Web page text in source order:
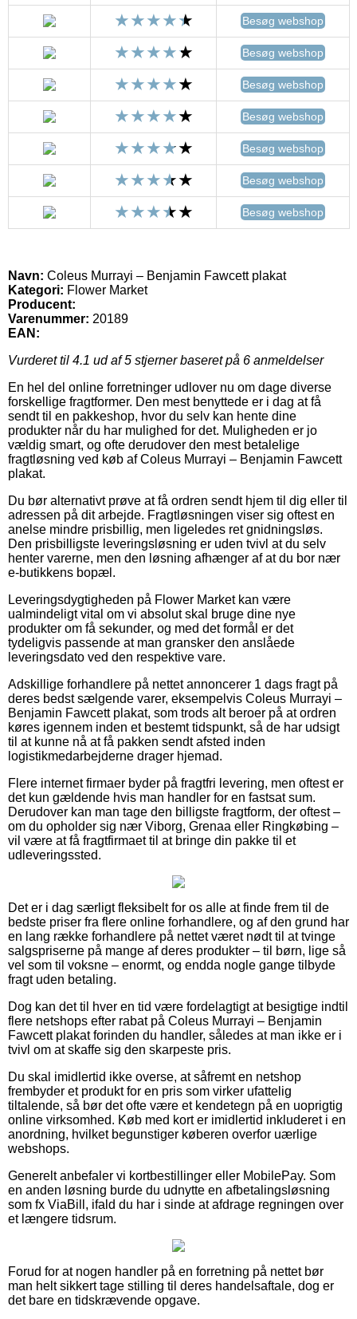
Besøg webshop
Besøg webshop
Besøg webshop
Besøg webshop
Besøg webshop
Besøg webshop
Besøg webshop
Navn: Coleus Murrayi – Benjamin Fawcett plakat
Kategori: Flower Market
Producent:
Varenummer: 20189
EAN:
Vurderet til 4.1 ud af 5 stjerner baseret på 6 anmeldelser
En hel del online forretninger udlover nu om dage diverse
forskellige fragtformer. Den mest benyttede er i dag at få
sendt til en pakkeshop, hvor du selv kan hente dine
produkter når du har mulighed for det. Muligheden er jo
vældig smart, og ofte derudover den mest betalelige
fragtløsning ved køb af Coleus Murrayi – Benjamin Fawcett
plakat.
Du bør alternativt prøve at få ordren sendt hjem til dig eller til
adressen på dit arbejde. Fragtløsningen viser sig oftest en
anelse mindre prisbillig, men ligeledes ret gnidningsløs.
Den prisbilligste leveringsløsning er uden tvivl at du selv
henter varerne, men den løsning afhænger af at du bor nær
e-butikkens bopæl.
Leveringsdygtigheden på Flower Market kan være
ualmindeligt vital om vi absolut skal bruge dine nye
produkter om få sekunder, og med det formål er det
tydeligvis passende at man gransker den anslåede
leveringsdato ved den respektive vare.
Adskillige forhandlere på nettet annoncerer 1 dags fragt på
deres bedst sælgende varer, eksempelvis Coleus Murrayi –
Benjamin Fawcett plakat, som trods alt beroer på at ordren
køres igennem inden et bestemt tidspunkt, så de har udsigt
til at kunne nå at få pakken sendt afsted inden
logistikmedarbejderne drager hjemad.
Flere internet firmaer byder på fragtfri levering, men oftest er
det kun gældende hvis man handler for en fastsat sum.
Derudover kan man tage den billigste fragtform, der oftest –
om du opholder sig nær Viborg, Grenaa eller Ringkøbing –
vil være at få fragtfirmaet til at bringe din pakke til et
udleveringssted.
Det er i dag særligt fleksibelt for os alle at finde frem til de
bedste priser fra flere online forhandlere, og af den grund har
en lang række forhandlere på nettet været nødt til at tvinge
salgspriserne på mange af deres produkter – til børn, lige så
vel som til voksne – enormt, og endda nogle gange tilbyde
fragt uden betaling.
Dog kan det til hver en tid være fordelagtigt at besigtige indtil
flere netshops efter rabat på Coleus Murrayi – Benjamin
Fawcett plakat forinden du handler, således at man ikke er i
tvivl om at skaffe sig den skarpeste pris.
Du skal imidlertid ikke overse, at såfremt en netshop
frembyder et produkt for en pris som virker ufattelig
tiltalende, så bør det ofte være et kendetegn på en uoprigtig
online virksomhed. Køb med kort er imidlertid inkluderet i en
anordning, hvilket begunstiger køberen overfor uærlige
webshops.
Generelt anbefaler vi kortbestillinger eller MobilePay. Som
en anden løsning burde du udnytte en afbetalingsløsning
som fx ViaBill, ifald du har i sinde at afdrage regningen over
et længere tidsrum.
Forud for at nogen handler på en forretning på nettet bør
man helt sikkert tage stilling til deres handelsaftale, dog er
det bare en tidskrævende opgave.